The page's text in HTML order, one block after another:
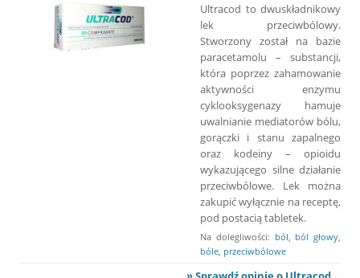
Ultracod to dwuskładnikowy
lek przeciwbólowy.
Stworzony został na bazie
paracetamolu – substancji,
która poprzez zahamowanie
aktywności enzymu
cyklooksygenazy hamuje
uwalnianie mediatorów bólu,
gorączki i stanu zapalnego
oraz kodeiny – opioidu
wykazującego silne działanie
przeciwbólowe. Lek można
zakupić wyłącznie na receptę,
pod postacią tabletek.
Na dolegliwości: ból ból głowy
bóle przeciwbólowe